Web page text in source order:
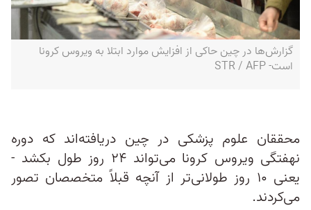
گزارش‌ها در چین حاکی از افزایش موارد ابتلا به ویروس کرونا
است- STR / AFP
محققان علوم پزشکی در چین دریافته‌اند که دوره
نهفتگی ویروس کرونا می‌تواند ۲۴ روز طول بکشد -
یعنی ۱۰ روز طولانی‌تر از آنچه قبلاً متخصصان تصور
می‌کردند.